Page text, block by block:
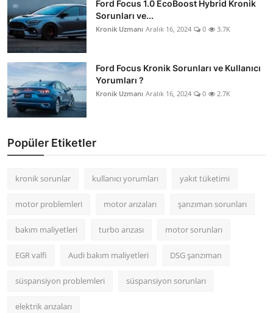
Ford Focus 1.0 EcoBoost Hybrid Kronik
Sorunları ve...
Kronik Uzmanı Aralık 16, 2024 0 3.7K
Ford Focus Kronik Sorunları ve Kullanıcı
Yorumları ?
Kronik Uzmanı Aralık 16, 2024 0 2.7K
Popüler Etiketler
kronik sorunlar kullanıcı yorumları yakıt tüketimi
motor problemleri motor arızaları şanzıman sorunları
bakım maliyetleri turbo arızası motor sorunları
EGR valfi Audi bakım maliyetleri DSG şanzıman
süspansiyon problemleri süspansiyon sorunları
elektrik arızaları